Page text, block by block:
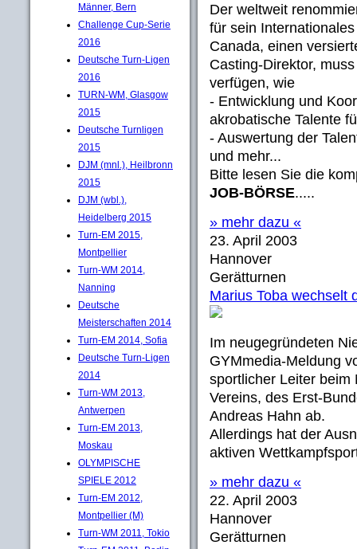
Männer, Bern
Challenge Cup-Serie
2016
Deutsche Turn-Ligen
2016
TURN-WM, Glasgow
2015
Deutsche Turnligen
2015
DJM (mnl.), Heilbronn
2015
DJM (wbl.),
Heidelberg 2015
Turn-EM 2015,
Montpellier
Turn-WM 2014,
Nanning
Deutsche
Meisterschaften 2014
Turn-EM 2014, Sofia
Deutsche Turn-Ligen
2014
Turn-WM 2013,
Antwerpen
Turn-EM 2013,
Moskau
OLYMPISCHE
SPIELE 2012
Turn-EM 2012,
Montpellier (M)
Turn-WM 2011, Tokio
Der weltweit
für sein
Canada, einen
Casting-Direktor,
verfügen, wie
- Entwicklung und
akrobatische Talente
- Auswertung der
und mehr...
Bitte lesen Sie die
JOB-BÖRSE.....
» mehr dazu «
23. April 2003
Hannover
Gerätturnen
Marius Toba wechselt
Im neugegründeten
GYMmedia-Meldung
sportlicher Leiter beim
Vereins, des Erst-
Andreas Hahn ab.
Allerdings hat der
aktiven
» mehr dazu «
22. April 2003
Hannover
Gerätturnen